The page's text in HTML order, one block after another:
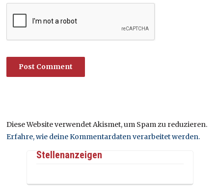
Diese Website verwendet Akismet, um Spam zu reduzieren.
Erfahre, wie deine Kommentardaten verarbeitet werden.
Stellenanzeigen